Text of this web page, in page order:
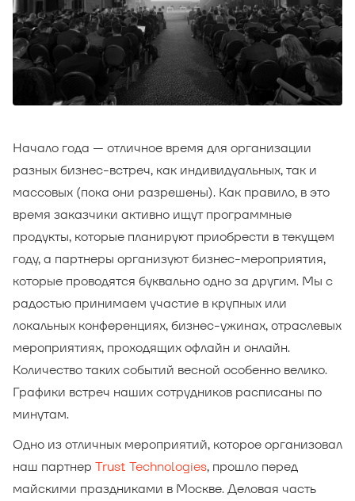
Начало года — отличное время для организации
разных бизнес-встреч, как индивидуальных, так и
массовых (пока они разрешены). Как правило, в это
время заказчики активно ищут программные
продукты, которые планируют приобрести в текущем
году, а партнеры организуют бизнес-мероприятия,
которые проводятся буквально одно за другим. Мы с
радостью принимаем участие в крупных или
локальных конференциях, бизнес-ужинах, отраслевых
мероприятиях, проходящих офлайн и онлайн.
Количество таких событий весной особенно велико.
Графики встреч наших сотрудников расписаны по
минутам.
Одно из отличных мероприятий, которое организовал
наш партнер Trust Technologies, прошло перед
майскими праздниками в Москве. Деловая часть